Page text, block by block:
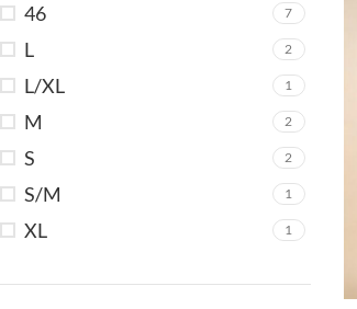
46 7
L 2
L/XL 1
M 2
S 2
S/M 1
XL 1